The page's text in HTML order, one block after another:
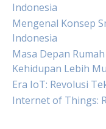
Indonesia
Mengenal Konsep
Indonesia
Masa Depan
Kehidupan Lebih
Era IoT: Revolusi
Internet of Things: